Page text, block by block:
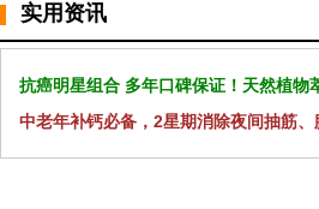
实用资讯
抗癌明星组合 多年口碑保证！天然植物
中老年补钙必备，2星期消除夜间抽筋